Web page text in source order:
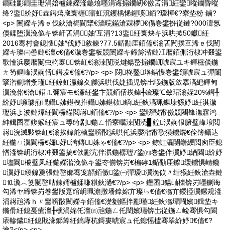
鐗硅彲鐗圭瓑涓婄櫨鍊嬫湰鍦熻嚜涓诲搧鐗屻€傚叾涓紝鑾暰钄昏暰
绛?鍌紒妤垚鍔熺嵅寰楃寤虹渷钁楀悕鍟嗘銆?瑷樿€?寮垫枌 鏀?
<p> 闉嬫キ浠ｅ伐鈥滄櫤閫犫€濇晥鏋滄槑椤€傝巻鐢扮従鏈?000澶氬
偄鍒堕瀷浼佹キ锛屽叾涓妯′互涓?13鍌紝寰炴キ浜哄摗50钀紝
2016骞村畬鎴愯妯″伐妤敘鍊?77.5鍎勫厓銆傗€滃叾闁撲互浠ｅ伐闉
嬫キ璨㈢嵒鏈€澶с€傗€濊巻鐢板競闉嬫キ鍗旀渻鏈冮暦銆侀洐棣冲叕鍙
歌懀浜嬮暦闄虫枃褰锛屸€滃湅闅涚煡鍚嶅搧鐗屼唬宸ユキ鍕欓倓鍦
ㄤ笉鏂峰洖娴佸鍔犮€傗€?/p> <p> 閯柊鑿垎鏋愯巻鐢颁唬宸ュ彈闈
掔潪鍘熷洜瑾紝鐐虹灜鎳夊皪浜哄伐婕插児锛岀暥鍦版斂搴滈紦鍕甸
瀷浼佲€滄鍣ㄦ彌宸モ€濓紝鐢卞競銆佸崁鍏╃礆璨℃斂瑁滃姪20%鍔╀
紒妤噰璩煎崐鑷嫊鍖栧拰鑷嫊鍖栨鍣紝鈥滈珮鏁堜綔妤紝淇濊
瓑浜よ波鏈燂紝閫欏緢閲嶈銆傗€?/p> <p> 鑾嗙敯甯傚競闀锋潕寤鸿
紳鍓囨寚鍑猴紝宸ュ尃绮剧鍦ㄥ惛寮曞湅闅涜▊鍠洖娴佷腑璧峰埌閲
嶈浣滅敤锛屸€滃挨鍏舵槸鑾嗙敯浜哄仛浜嬮潪甯歌獚鐪熴€佺簿鑷达
紝鍦ㄩ瀷閫欏€嬭妤洿鏄姝ゃ€傗€?/p> <p> 鐐虹灜闄嶄綆閲囪臣鎴
愭湰锛岄洐棣冲叕鍙搞€佽彲宄伴泦鍦樼瓑7鍌㈣巻鐢伴瀷妤緧闋紒妤
壗闋櫦璧凤紝鍦嬫湁浼佹キ鍙冭偂锛岃€楄硣1鍎勫厓鎼缓鐪惧崝鑱
瀷妤緵鎳夐張鏈嶅嫏骞宠嚭銆傚鍌㈠彈瑷瀷浼佽〃绀猴紝鈥滄垚鏈
⒑瀵︿笅闄嶅咕鍊嬬櫨鍒嗛粸鈥濄€?/p> <p> 鑸囨鍚屾檪锛岃嚜鍘诲
勾浠ヤ締锛岃巻鐢版寔绾岄珮澹撴墦鎿婂亣璨ㄣ€傗€滃亣鍐掗瀷鏍规湰
涓嶈兘浠ｈ〃鑾嗙敯闉嬫キ銆傗€濋劖鏂拌彲瑾紝鈥滃墰闁嬪鍓垫キ
鏅傦紝鎴戞瘡澶╂櫄涓婂仛澶㈤兘鍦ㄥ仛闉嬪瓙锛岀従鍦ㄥ崄骞惧勾閬
庡幓鐬紝鎴戝湪鎯筹紝鎬庨杭鎶婁唬宸ュ仛鎴愮櫨骞翠紒妤€傗€?